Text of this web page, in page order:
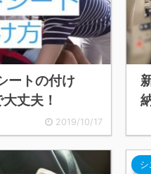
ートの付け
丈夫！
2019/10/17
シ